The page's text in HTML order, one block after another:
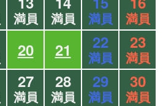
満員 満員 満員 満員
20 21 22
満員
23
満員
27
満員
28
満員
29
満員
30
満員